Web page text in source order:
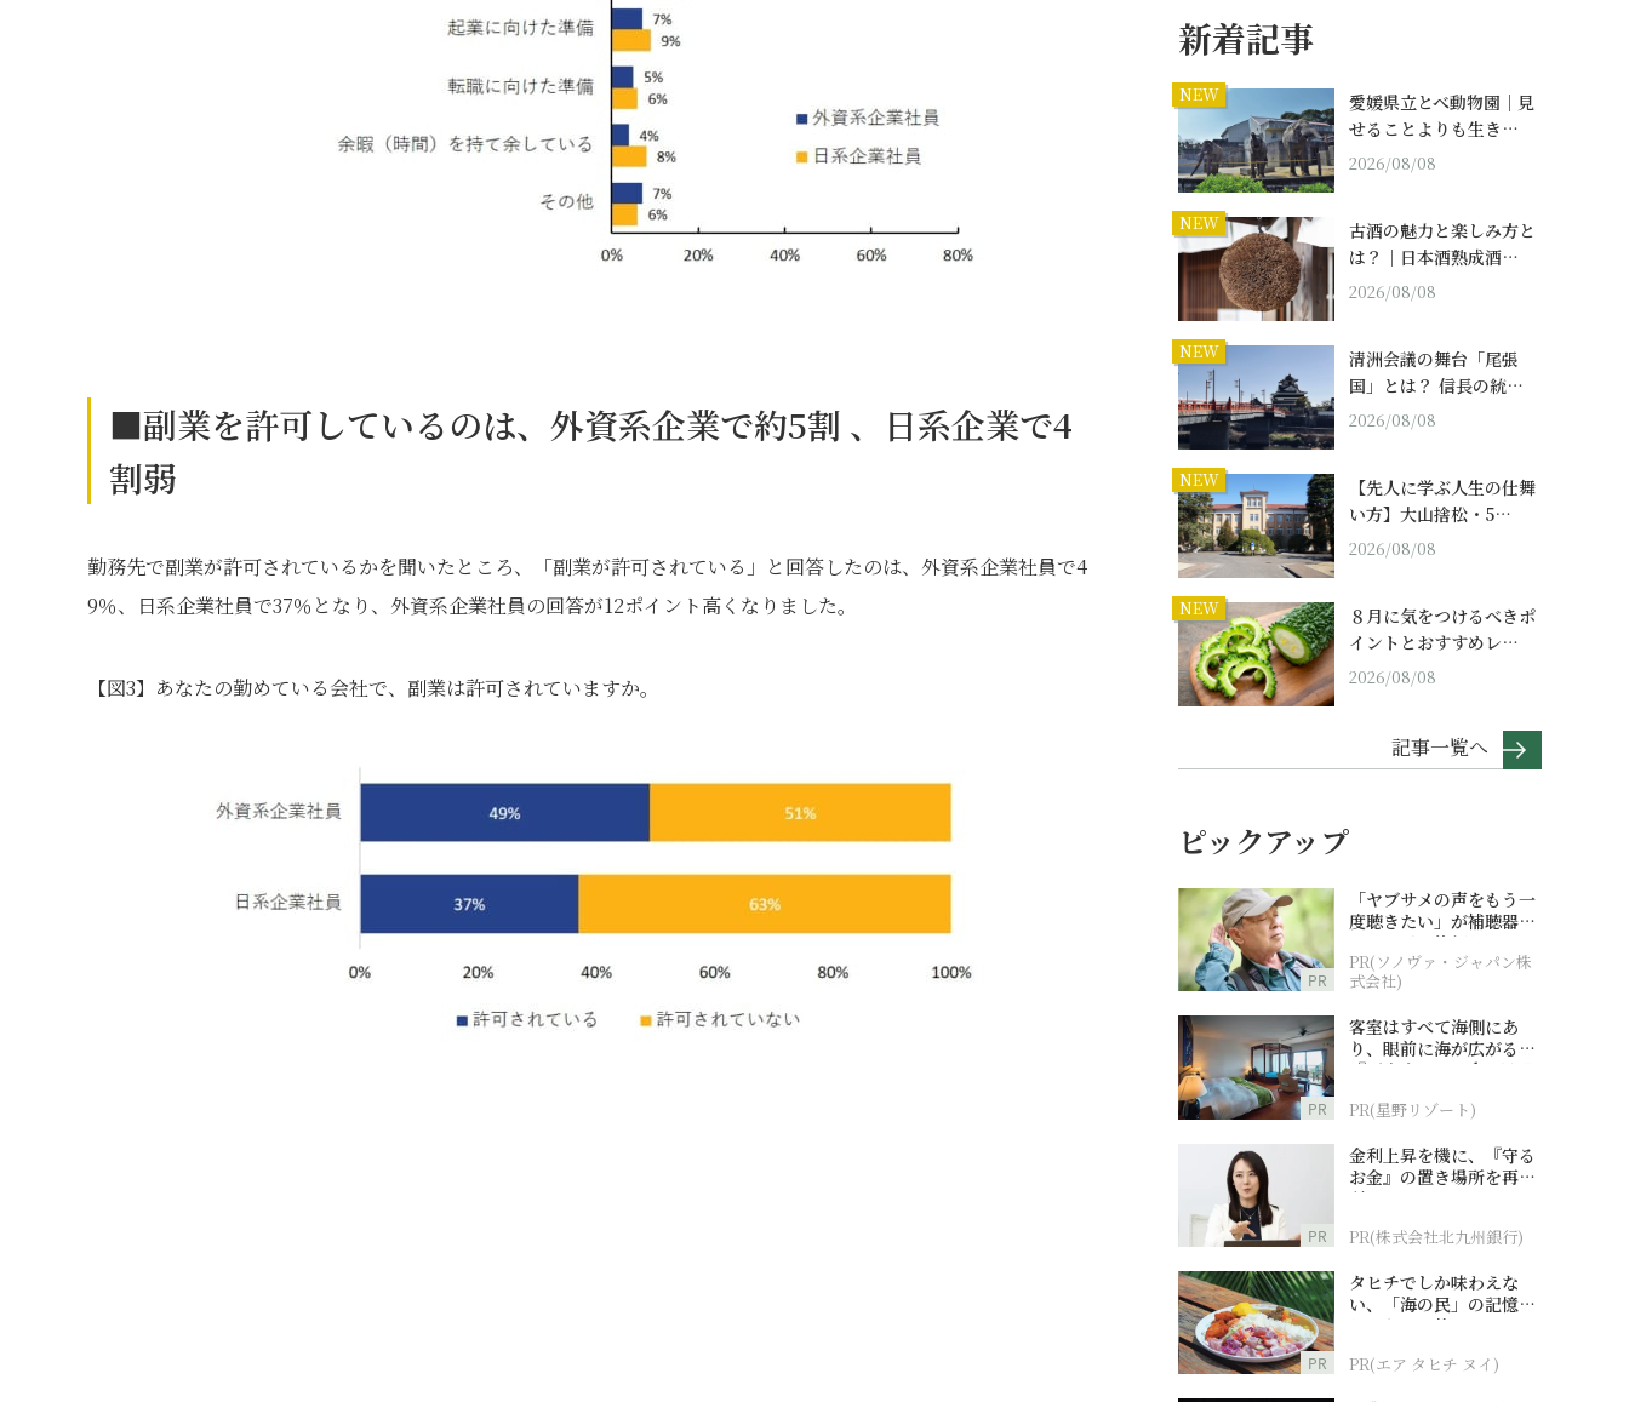
■副業を許可しているのは、外資系企業で約5割 、日系企業で4
割弱
勤務先で副業が許可されているかを聞いたところ、「副業が許可されている」と回答したのは、外資系企業社員で4
9％、日系企業社員で37％となり、外資系企業社員の回答が12ポイント高くなりました。
【図3】あなたの勤めている会社で、副業は許可されていますか。
新着記事
NEW
愛媛県立とべ動物園｜見
せることよりも生き…
2026/08/08
NEW
古酒の魅力と楽しみ方と
は？｜日本酒熟成酒…
2026/08/08
NEW
清洲会議の舞台「尾張
国」とは？ 信長の統…
2026/08/08
NEW
【先人に学ぶ人生の仕舞
い方】大山捨松・5…
2026/08/08
NEW
８月に気をつけるべきポ
イントとおすすめレ…
2026/08/08
記事一覧へ
ピックアップ
PR
「ヤブサメの声をもう一
度聴きたい」が補聴器チ
ャレンジの後押しに
PR(ソノヴァ・ジャパン株
式会社)
PR
客室はすべて海側にあ
り、眼前に海が広がる
『西表島ホテル by 星野
PR(星野リゾート)
PR
金利上昇を機に、『守る
お金』の置き場所を再検
討
PR(株式会社北九州銀行)
PR
タヒチでしか味わえな
い、「海の民」の記憶へ
とつながる旅
PR(エア タヒチ ヌイ)